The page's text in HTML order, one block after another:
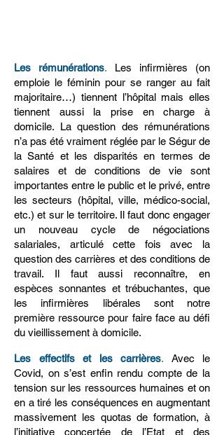
Les rémunérations. Les infirmières (on
emploie le féminin pour se ranger au fait
majoritaire…) tiennent l’hôpital mais elles
tiennent aussi la prise en charge à
domicile. La question des rémunérations
n’a pas été vraiment réglée par le Ségur de
la Santé et les disparités en termes de
salaires et de conditions de vie sont
importantes entre le public et le privé, entre
les secteurs (hôpital, ville, médico-social,
etc.) et sur le territoire. Il faut donc engager
un nouveau cycle de négociations
salariales, articulé cette fois avec la
question des carrières et des conditions de
travail. Il faut aussi reconnaître, en
espèces sonnantes et trébuchantes, que
les infirmières libérales sont notre
première ressource pour faire face au défi
du vieillissement à domicile.
Les effectifs et les carrières. Avec le
Covid, on s’est enfin rendu compte de la
tension sur les ressources humaines et on
en a tiré les conséquences en augmentant
massivement les quotas de formation, à
l’initiative concertée de l’Etat et des